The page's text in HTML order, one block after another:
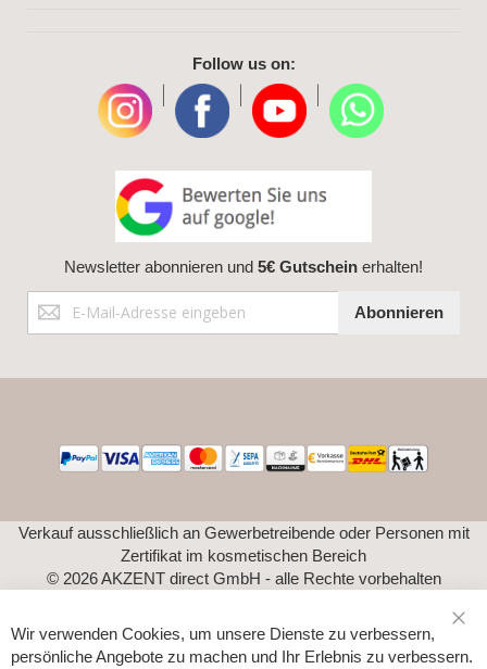
Follow us on:
Newsletter abonnieren und 5€ Gutschein erhalten!
Anmeldung
zum
Abonnieren
Verkauf ausschließlich an Gewerbetreibende oder Personen mit
Zertifikat im kosmetischen Bereich
© 2026 AKZENT direct GmbH - alle Rechte vorbehalten
Wir verwenden Cookies, um unsere Dienste zu verbessern,
persönliche Angebote zu machen und Ihr Erlebnis zu verbessern.